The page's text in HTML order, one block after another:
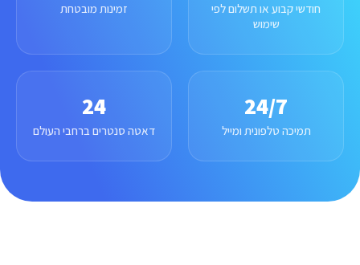
חודשי קבוע או תשלום לפי
שימוש
זמינות מובטחת
24/7
תמיכה טלפונית ומייל
24
דאטה סנטרים ברחבי העולם